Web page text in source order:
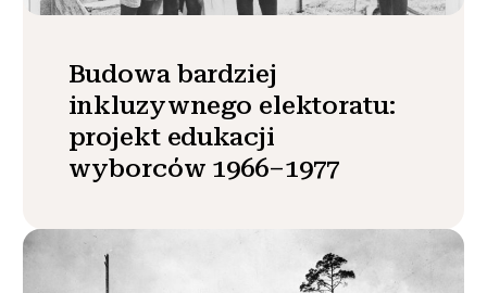
Budowa bardziej
inkluzywnego elektoratu:
projekt edukacji
wyborców 1966–1977